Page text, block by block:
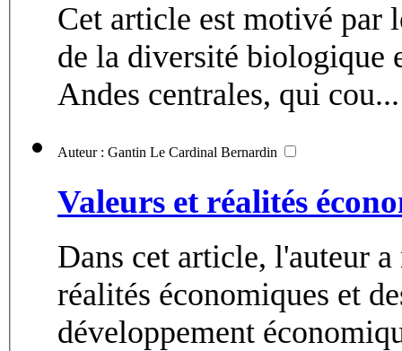
Cet article est motivé par
de la diversité biologique
Andes centrales, qui cou...
Auteur : Gantin Le Cardinal Bernardin
Valeurs et réalités
Dans cet article, l'auteur
réalités économiques et
développement